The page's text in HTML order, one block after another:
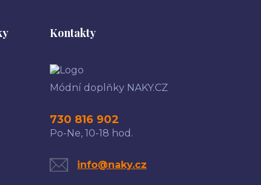
Kontakty
Módní doplňky NAKY.CZ
730 816 902
Po-Ne, 10-18 hod.
info@naky.cz